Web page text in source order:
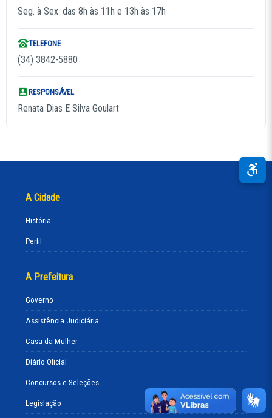
Seg. à Sex. das 8h às 11h e 13h às 17h
TELEFONE
(34) 3842-5880
RESPONSÁVEL
Renata Dias E Silva Goulart
A Cidade
História
Perfil
A Prefeitura
Governo
Assistência Judiciária
Casa da Mulher
Diário Oficial
Concursos e Seleções
Legislação